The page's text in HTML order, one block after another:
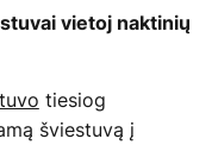
vietoj naktinių
tiesiog
šviestuvą į